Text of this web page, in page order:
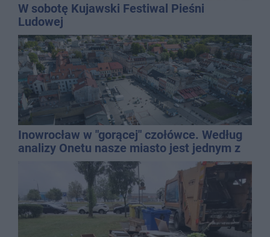
W sobotę Kujawski Festiwal Pieśni
Ludowej
Inowrocław w "gorącej" czołówce. Według
analizy Onetu nasze miasto jest jednym z
najbardziej narażonych na upały